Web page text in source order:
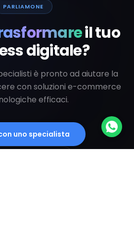
PARLIAMONE
il tuo
digitale?
è pronto ad aiutare la
con soluzioni e-commerce
efficaci.
uno specialista